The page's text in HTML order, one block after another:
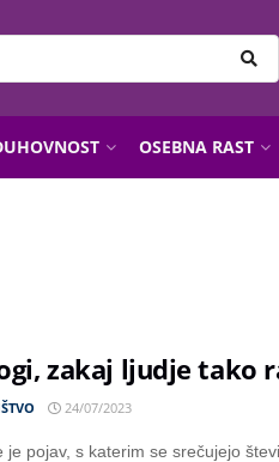
OSEBNA RAST
zakaj ljudje tako
24/07/2023
je pojav, s katerim se srečujejo